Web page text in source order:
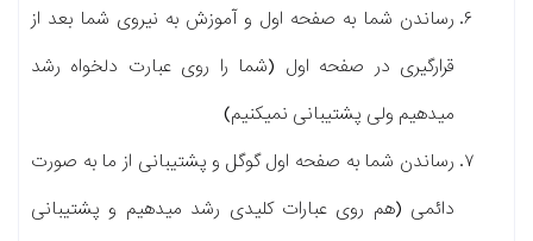
رساندن شما به صفحه اول و آموزش به نیروی شما بعد از
قرارگیری در صفحه اول (شما را روی عبارت دلخواه رشد
میدهیم ولی پشتیبانی نمیکنیم)
رساندن شما به صفحه اول گوگل و پشتیبانی از ما به صورت
دائمی (هم روی عبارات کلیدی رشد میدهیم و پشتیبانی